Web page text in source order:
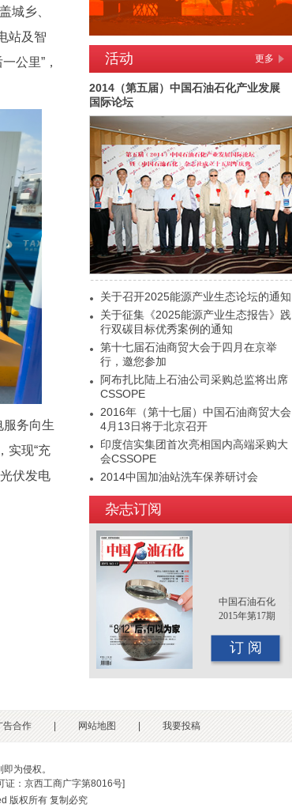
城乡、
站及智
公里”，
务向生
实现“充
伏发电
活动 更多
2014（第五届）中国石油石化产业发展
国际论坛
关于召开2025能源产业生态论坛的通知
关于征集《2025能源产业生态报告》践
行双碳目标优秀案例的通知
第十七届石油商贸大会于四月在京举
行，邀您参加
阿布扎比陆上石油公司采购总监将出席
CSSOPE
2016年（第十七届）中国石油商贸大会
4月13日将于北京召开
印度信实集团首次亮相国内高端采购大
会CSSOPE
2014中国加油站洗车保养研讨会
2015年（第十二届）中国国际油品行业
年终大会即将召开
杂志订阅
中国石油石化
2015年第17期
订 阅
告合作 网站地图 我要投稿
为侵权。
证：京西工商广字第8016号]
版权所有 复制必究